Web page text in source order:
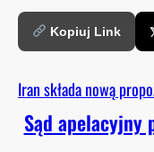
Kopiuj Link
Iran składa nową
Sąd apelacyjny